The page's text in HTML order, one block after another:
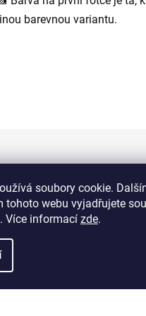
soubory cookie.
tohoto webu vyjadřujete
Více informací zde.
barevnou variantu.
Informace pro vás
Kontakty